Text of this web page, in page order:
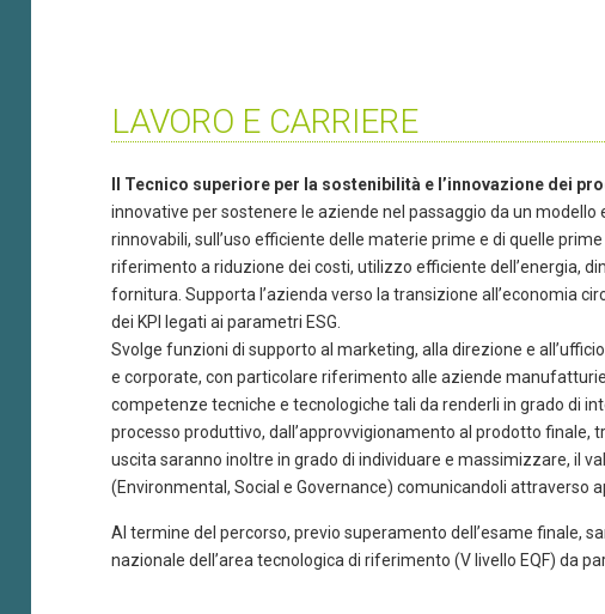
LAVORO E CARRIERE
Il Tecnico superiore per la sostenibilità e l’innovazione dei
innovative per sostenere le aziende nel passaggio da un
rinnovabili, sull’uso efficiente delle materie prime e di quelle
riferimento a riduzione dei costi, utilizzo efficiente dell’energia,
fornitura. Supporta l’azienda verso la transizione all’economia
dei KPI legati ai parametri ESG.
Svolge funzioni di supporto al marketing, alla direzione e
e corporate, con particolare riferimento alle aziende
competenze tecniche e tecnologiche tali da renderli in grado di
processo produttivo, dall’approvvigionamento al prodotto finale,
uscita saranno inoltre in grado di individuare e massimizzare, il
(Environmental, Social e Governance) comunicandoli attraverso
Al termine del percorso, previo superamento dell’esame finale,
nazionale dell’area tecnologica di riferimento (V livello EQF) da